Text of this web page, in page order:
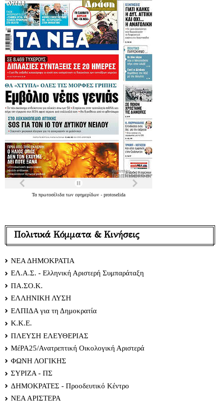
Τα πρωτοσέλιδα των εφημερίδων - protoselida
Πολιτικά Κόμματα & Κινήσεις
ΝΕΑ ΔΗΜΟΚΡΑΤΙΑ
ΕΛ.Α.Σ. - Ελληνική Αριστερή Συμπαράταξη
ΠΑ.ΣΟ.Κ.
ΕΛΛΗΝΙΚΗ ΛΥΣΗ
ΕΛΠΙΔΑ για τη Δημοκρατία
Κ.Κ.Ε.
ΠΛΕΥΣΗ ΕΛΕΥΘΕΡΙΑΣ
ΜέΡΑ25/Ανατρεπτική Οικολογική Αριστερά
ΦΩΝΗ ΛΟΓΙΚΗΣ
ΣΥΡΙΖΑ - ΠΣ
ΔΗΜΟΚΡΑΤΕΣ - Προοδευτικό Κέντρο
ΝΕΑ ΑΡΙΣΤΕΡΑ